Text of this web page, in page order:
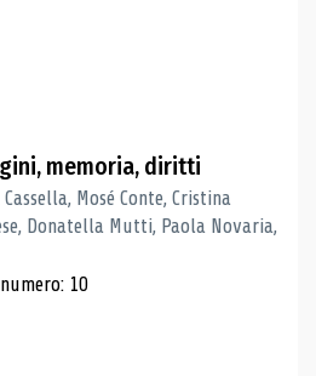
memoria, diritti
Mosé Conte, Cristina
Donatella Mutti, Paola Novaria,
10